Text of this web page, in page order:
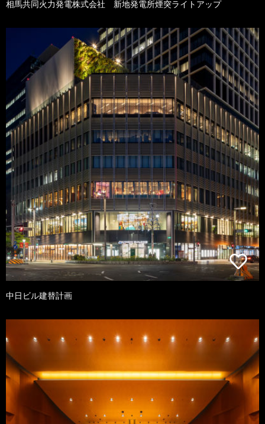
相馬共同火力発電株式会社 新地発電所煙突ライトアップ
中日ビル建替計画